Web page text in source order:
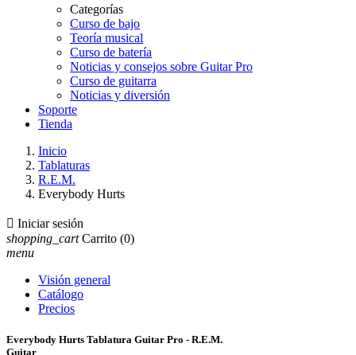
Categorías
Curso de bajo
Teoría musical
Curso de batería
Noticias y consejos sobre Guitar Pro
Curso de guitarra
Noticias y diversión
Soporte
Tienda
Inicio
Tablaturas
R.E.M.
Everybody Hurts
 Iniciar sesión
shopping_cart Carrito (0)
menu
Visión general
Catálogo
Precios
Everybody Hurts Tablatura Guitar Pro - R.E.M.
Guitar